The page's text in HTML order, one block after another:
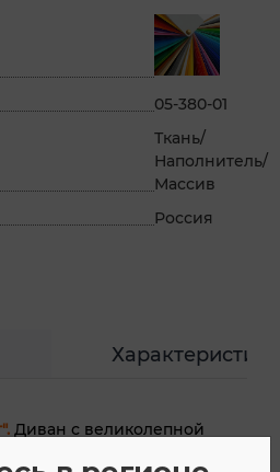
05-380-01
Ткань/
Наполнитель/
Массив
Россия
Характеристики
Диван с великолепной